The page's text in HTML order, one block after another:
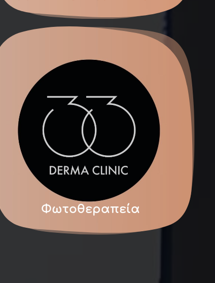
Φωτοθεραπεία